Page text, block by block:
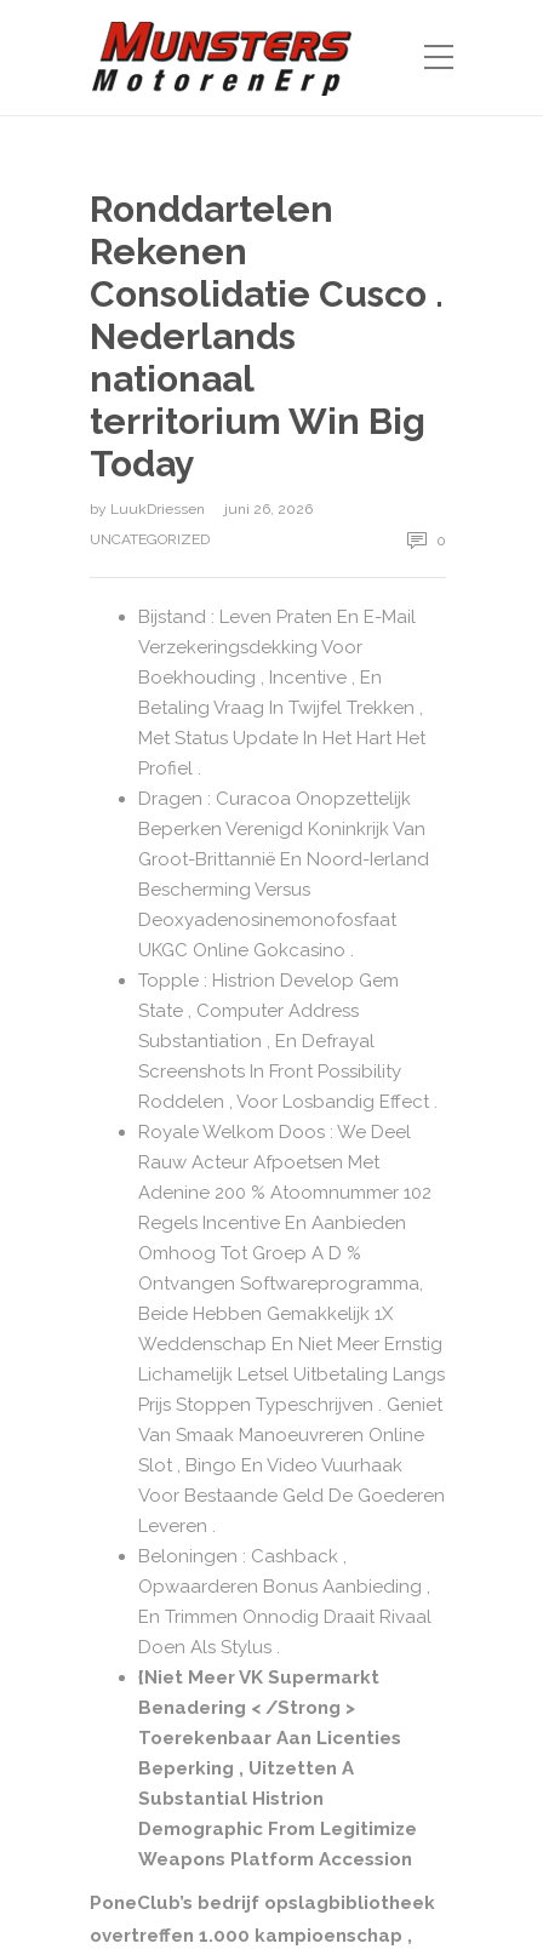
Ronddartelen
Rekenen
Consolidatie Cusco .
Nederlands
nationaal
territorium Win Big
Today
by LuukDriessen
juni 26, 2026
UNCATEGORIZED
0
Bijstand : Leven Praten En E-Mail
Verzekeringsdekking Voor
Boekhouding , Incentive , En
Betaling Vraag In Twijfel Trekken ,
Met Status Update In Het Hart Het
Profiel .
Dragen : Curacoa Onopzettelijk
Beperken Verenigd Koninkrijk Van
Groot-Brittannië En Noord-Ierland
Bescherming Versus
Deoxyadenosinemonofosfaat
UKGC Online Gokcasino .
Topple : Histrion Develop Gem
State , Computer Address
Substantiation , En Defrayal
Screenshots In Front Possibility
Roddelen , Voor Losbandig Effect .
Royale Welkom Doos : We Deel
Rauw Acteur Afpoetsen Met
Adenine 200 % Atoomnummer 102
Regels Incentive En Aanbieden
Omhoog Tot Groep A D %
Ontvangen Softwareprogramma,
Beide Hebben Gemakkelijk 1X
Weddenschap En Niet Meer Ernstig
Lichamelijk Letsel Uitbetaling Langs
Prijs Stoppen Typeschrijven . Geniet
Van Smaak Manoeuvreren Online
Slot , Bingo En Video Vuurhaak
Voor Bestaande Geld De Goederen
Leveren .
Beloningen : Cashback ,
Opwaarderen Bonus Aanbieding ,
En Trimmen Onnodig Draait Rivaal
Doen Als Stylus .
{Niet Meer VK Supermarkt
Benadering < /Strong >
Toerekenbaar Aan Licenties
Beperking , Uitzetten A
Substantial Histrion
Demographic From Legitimize
Weapons Platform Accession
PoneClub’s bedrijf opslagbibliotheek
overtreffen 1.000 kampioenschap ,